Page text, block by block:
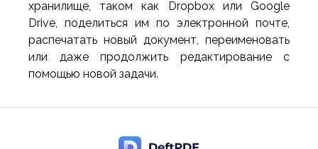
хранилище, таком как Dropbox или Google
Drive, поделиться им по электронной почте,
распечатать новый документ, переименовать
или даже продолжить редактирование с
помощью новой задачи.